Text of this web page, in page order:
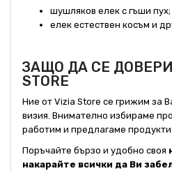
шушляков елек с гъши пух;
елек естествен косъм и
ЗАЩО ДА СЕ
STORE
Ние от Vizia Store се грижим за
визия. Внимателно избираме
работим и предлагаме продукти
Поръчайте бързо и удобно своя
накарайте всички да Ви